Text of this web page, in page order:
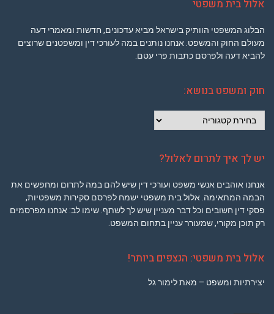
אלול בית משפטי
הבלוג המשפטי הוותיק בישראל מביא עדכונים, חדשות ומאמרי דעה
מעולם החוק והמשפט. אנחנו נותנים במה לעורכי דין ומשפטנים שרוצים
להביא דעה ולפרסם כתבות פרי עטם.
חוק ומשפט בנושא:
ומשפט
יש לך איך לתרום לאלול?
אנחנו אוהבים אנשי משפט ועורכי דין שיש להם במה לתרום ומחפשים את
הבמה המתאימה. אלול בית משפטי ישמח לפרסם סקירות משפטיות,
פסקי דין חשובים וכל דבר מעניין שיש לך לשתף. שימו לב: אנחנו מפרסמים
רק תוכן מקורי, שמעורר עניין בתחום המשפט.
אלול בית משפטי: הנצפים ביותר!
יצירתיות ומשפט – מאת לימור גל